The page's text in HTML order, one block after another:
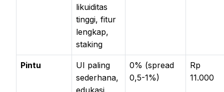
likuiditas
tinggi, fitur
lengkap,
staking
Pintu
UI paling
sederhana,
edukasi
0% (spread
0,5-1%)
Rp
11.000